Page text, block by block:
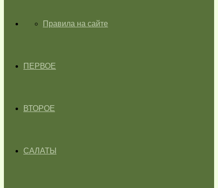
ГЛАВНАЯПравила на сайте
ПЕРВОЕ
ВТОРОЕ
САЛАТЫ